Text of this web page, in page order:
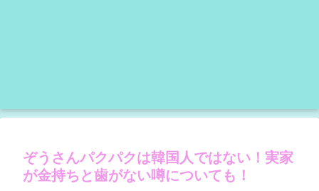
ぞうさんパクパクは韓国人ではない！実家
が金持ちと歯がない噂についても！